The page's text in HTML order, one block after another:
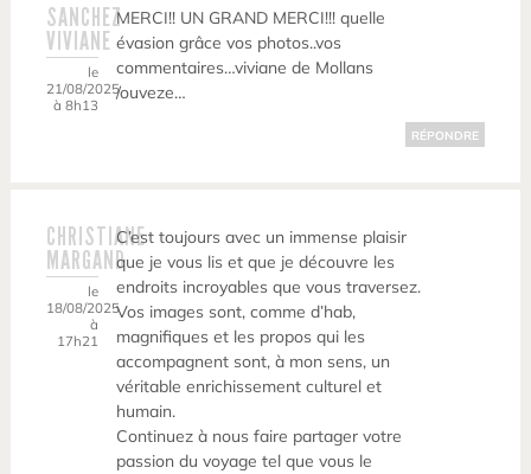
SANCHEZ
VIVIANE
le
21/08/2025
à 8h13
MERCI!! UN GRAND MERCI!!! quelle
évasion grâce vos photos..vos
commentaires…viviane de Mollans
/ouveze…
RÉPONDRE
CHRISTIANE
MARGAND
le
18/08/2025
à
17h21
C’est toujours avec un immense plaisir
que je vous lis et que je découvre les
endroits incroyables que vous traversez.
Vos images sont, comme d’hab,
magnifiques et les propos qui les
accompagnent sont, à mon sens, un
véritable enrichissement culturel et
humain.
Continuez à nous faire partager votre
passion du voyage tel que vous le